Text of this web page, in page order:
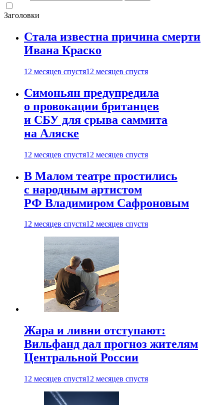
Заголовки
Стала известна причина смерти
Ивана Краско
12 месяцев спустя12 месяцев спустя
Симоньян предупредила
о провокации британцев
и СБУ для срыва саммита
на Аляске
12 месяцев спустя12 месяцев спустя
В Малом театре простились
с народным артистом
РФ Владимиром Сафроновым
12 месяцев спустя12 месяцев спустя
Жара и ливни отступают:
Вильфанд дал прогноз жителям
Центральной России
12 месяцев спустя12 месяцев спустя